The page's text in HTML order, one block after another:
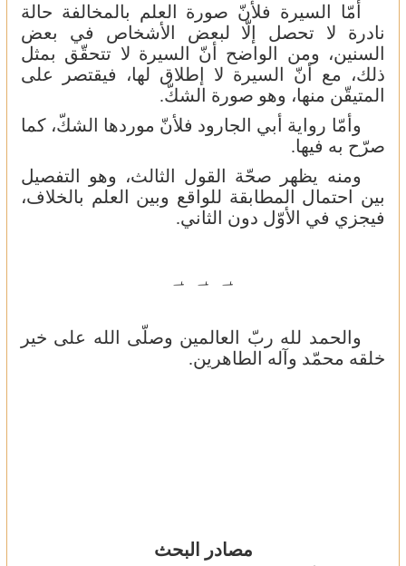
أمّا السيرة فلأنّ صورة العلم بالمخالفة حالة
نادرة لا تحصل إلّا لبعض الأشخاص في بعض
السنين، ومن الواضح أنّ السيرة لا تتحقّق بمثل
ذلك، مع أنّ السيرة لا إطلاق لها، فيقتصر على
المتيقّن منها، وهو صورة الشكّ.
وأمّا رواية أبي الجارود فلأنّ موردها الشكّ، كما
صرّح به فيها.
ومنه يظهر صحّة القول الثالث، وهو التفصيل
بين احتمال المطابقة للواقع وبين العلم بالخلاف،
فيجزي في الأوّل دون الثاني.
؀ ؀ ؀
والحمد لله ربّ العالمين وصلّى الله على خير
خلقه محمّد وآله الطاهرين.
مصادر البحث